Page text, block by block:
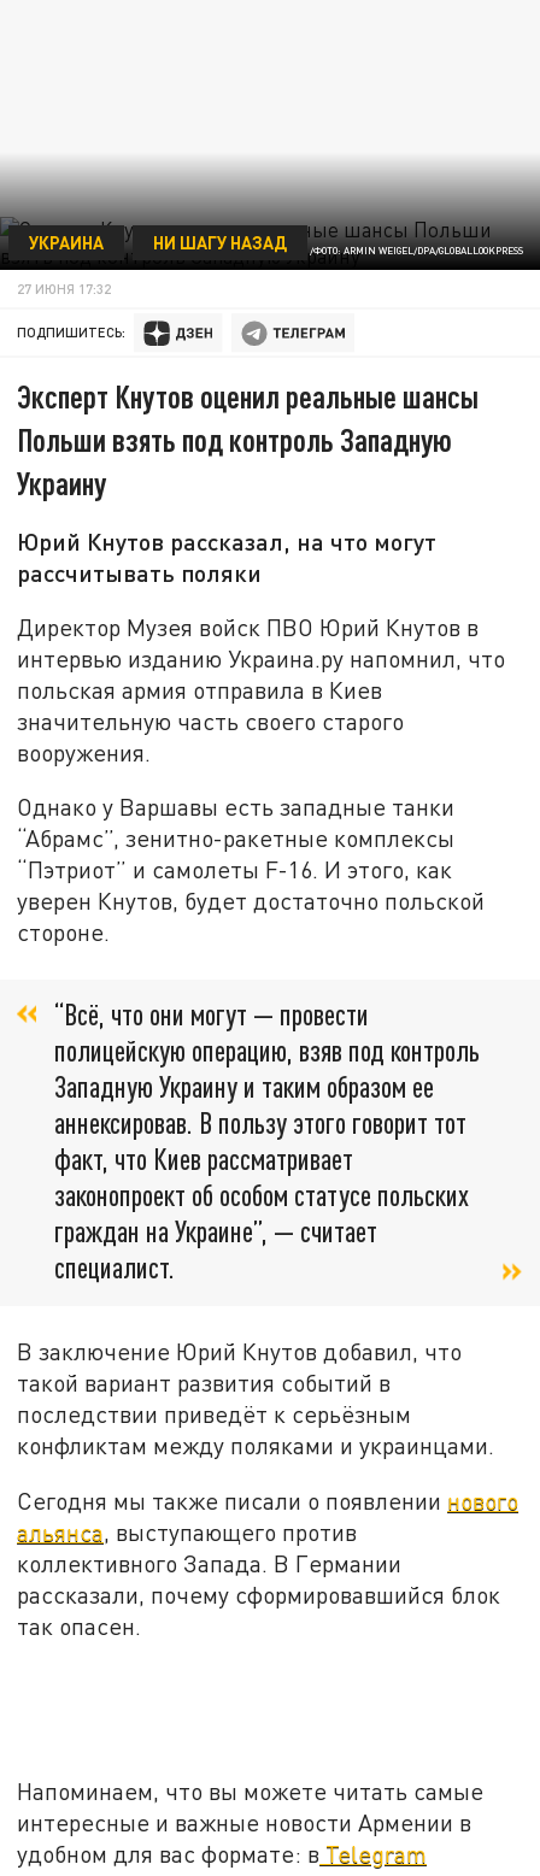
/ФОТО: ARMIN WEIGEL/DPA/GLOBALLOOKPRESS
УКРАИНА НИ ШАГУ НАЗАД
27 ИЮНЯ 17:32
ПОДПИШИТЕСЬ:
Эксперт Кнутов оценил реальные шансы
Польши взять под контроль Западную
Украину
Юрий Кнутов рассказал, на что могут
рассчитывать поляки
Директор Музея войск ПВО Юрий Кнутов в
интервью изданию Украина.ру напомнил, что
польская армия отправила в Киев
значительную часть своего старого
вооружения.
Однако у Варшавы есть западные танки
“Абрамс”, зенитно-ракетные комплексы
“Пэтриот” и самолеты F-16. И этого, как
уверен Кнутов, будет достаточно польской
стороне.
“Всё, что они могут — провести
полицейскую операцию, взяв под контроль
Западную Украину и таким образом ее
аннексировав. В пользу этого говорит тот
факт, что Киев рассматривает
законопроект об особом статусе польских
граждан на Украине”, — считает
специалист.
В заключение Юрий Кнутов добавил, что
такой вариант развития событий в
последствии приведёт к серьёзным
конфликтам между поляками и украинцами.
Сегодня мы также писали о появлении нового
альянса, выступающего против
коллективного Запада. В Германии
рассказали, почему сформировавшийся блок
так опасен.
Напоминаем, что вы можете читать самые
интересные и важные новости Армении в
удобном для вас формате: в Telegram